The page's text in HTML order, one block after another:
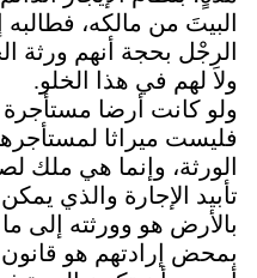
البيتَ من مالكه،
الرِجْل بحجة أنهم ورثة
ولا لهم في هذا الخلو.
ولو كانت أرضا مستأجرة
فليست ميراثا
الورثة، وإنما هي ملك
تأبيد الإجارة والذي
بالأرض هو وورثته إلى ما
بمحض إرادتهم هو